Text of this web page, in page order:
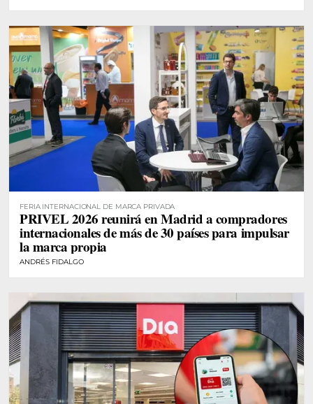
FERIA INTERNACIONAL DE MARCA PRIVADA
PRIVEL 2026 reunirá en Madrid a compradores
internacionales de más de 30 países para impulsar
la marca propia
ANDRÉS FIDALGO